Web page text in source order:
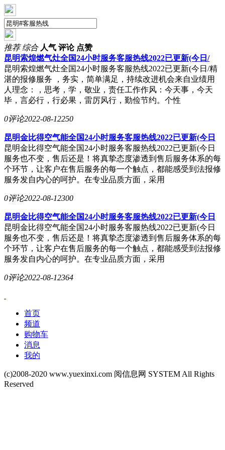
推荐 综合 人气 评论 点赞
昆明索煌燃气灶全国24小时服务客服热线2022已更新(今日/
昆明索煌燃气灶全国24小时服务客服热线2022已更新(今日/精
湛的报修服务 ，务实，简单满足，持续改进机会来自业绩用
人理念：，思考，学，敬业，责任工作作风：今天事，今天
毕，言必行，行必果，雷厉风行，勤俭节约。个性
0评论2022-08-12250
昆明金比得空气能全国24小时服务客服热线2022已更新(今日
昆明金比得空气能全国24小时服务客服热线2022已更新(今日
服务也不变，售后还是！将真挚态度渗透到售后服务体系的每
个环节，让客户在售后服务的每一个触点，都能感受到法报修
服务发自内心的呵护。在专业品质方面，采用
0评论2022-08-12300
昆明金比得空气能全国24小时服务客服热线2022已更新(今日
昆明金比得空气能全国24小时服务客服热线2022已更新(今日
服务也不变，售后还是！将真挚态度渗透到售后服务体系的每
个环节，让客户在售后服务的每一个触点，都能感受到法报修
服务发自内心的呵护。在专业品质方面，采用
0评论2022-08-12364
首页
频道
购物车
消息
我的
(c)2008-2020 www.yuexinxi.com 阅信息网 SYSTEM All Rights
Reserved